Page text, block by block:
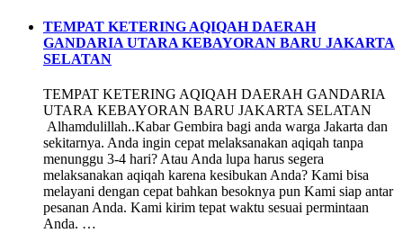
TEMPAT KETERING AQIQAH DAERAH
GANDARIA UTARA KEBAYORAN BARU JAKARTA
SELATAN
TEMPAT KETERING AQIQAH DAERAH GANDARIA
UTARA KEBAYORAN BARU JAKARTA SELATAN
Alhamdulillah..Kabar Gembira bagi anda warga Jakarta dan
sekitarnya. Anda ingin cepat melaksanakan aqiqah tanpa
menunggu 3-4 hari? Atau Anda lupa harus segera
melaksanakan aqiqah karena kesibukan Anda? Kami bisa
melayani dengan cepat bahkan besoknya pun Kami siap antar
pesanan Anda. Kami kirim tepat waktu sesuai permintaan
Anda. …